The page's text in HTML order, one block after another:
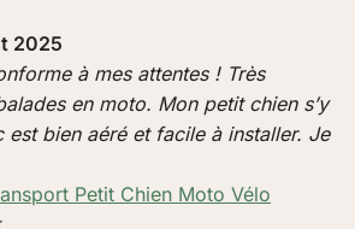
2025
à mes attentes ! Très
en moto. Mon petit chien s’y
est bien aéré et facile à installer. Je
Petit Chien Moto Vélo